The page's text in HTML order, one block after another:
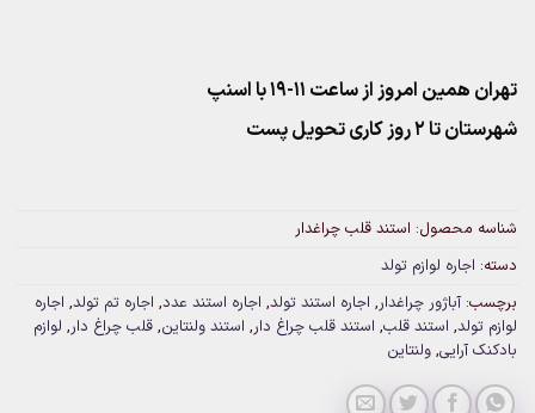
تهران همین امروز از ساعت ۱۱-۱۹ با اسنپ
شهرستان تا 2 روز کاری تحویل پست
شناسه محصول: استند قلب چراغدار
دسته: اجاره لوازم تولد
برچسب: آباژور چراغدار, اجاره استند تولد, اجاره استند عدد, اجاره تم تولد, اجاره
لوازم تولد, استند قلب, استند قلب چراغ دار, استند ولنتاین, قلب چراغ دار, لوازم
بادکنک آرایی, ولنتاین